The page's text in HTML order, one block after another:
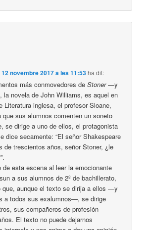
12 novembre 2017 a les 11:53ha dit:
más conmovedores deStoner—y
novela de John Williams, es aquel en
Literatura inglesa, el profesor Sloane,
que sus alumnos comenten un soneto
se dirige a uno de ellos, el protagonista
dice secamente: “El señor Shakespeare
de trescientos años, señor Stoner, ¿le
de esta escena al leer la emocionante
a sus alumnos de 2º de bachillerato,
que, aunque el texto se dirija a ellos —y
a todos sus exalumnos—, se dirige
sus compañeros de profesión
El texto no puede dejarnos